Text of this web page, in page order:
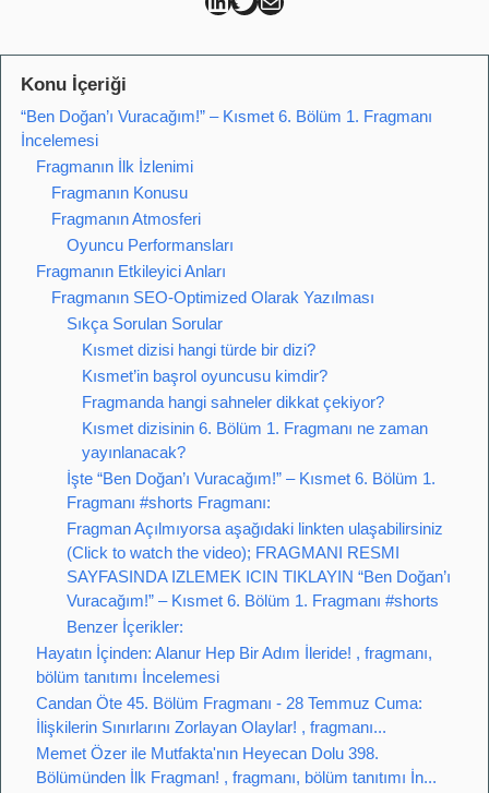
Konu İçeriği
“Ben Doğan’ı Vuracağım!” – Kısmet 6. Bölüm 1. Fragmanı
İncelemesi
Fragmanın İlk İzlenimi
Fragmanın Konusu
Fragmanın Atmosferi
Oyuncu Performansları
Fragmanın Etkileyici Anları
Fragmanın SEO-Optimized Olarak Yazılması
Sıkça Sorulan Sorular
Kısmet dizisi hangi türde bir dizi?
Kısmet’in başrol oyuncusu kimdir?
Fragmanda hangi sahneler dikkat çekiyor?
Kısmet dizisinin 6. Bölüm 1. Fragmanı ne zaman
yayınlanacak?
İşte “Ben Doğan’ı Vuracağım!” – Kısmet 6. Bölüm 1.
Fragmanı #shorts Fragmanı:
Fragman Açılmıyorsa aşağıdaki linkten ulaşabilirsiniz
(Click to watch the video); FRAGMANI RESMI
SAYFASINDA IZLEMEK ICIN TIKLAYIN “Ben Doğan’ı
Vuracağım!” – Kısmet 6. Bölüm 1. Fragmanı #shorts
Benzer İçerikler:
Hayatın İçinden: Alanur Hep Bir Adım İleride! , fragmanı,
bölüm tanıtımı İncelemesi
Candan Öte 45. Bölüm Fragmanı - 28 Temmuz Cuma:
İlişkilerin Sınırlarını Zorlayan Olaylar! , fragmanı...
Memet Özer ile Mutfakta'nın Heyecan Dolu 398.
Bölümünden İlk Fragman! , fragmanı, bölüm tanıtımı İn...